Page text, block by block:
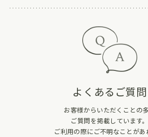
よくあるご質問
お客様からいただくことの
ご質問を掲載しています。
ご利用の際にご不明なことがあ